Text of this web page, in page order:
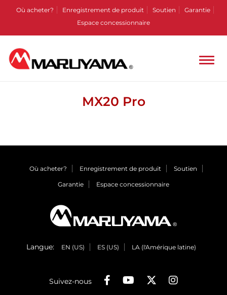
Où acheter? Enregistrement de produit Soutien
Garantie
Espace concessionnaire
MX20 Pro
Où acheter? Enregistrement de produit Soutien
Garantie Espace concessionnaire
Langue: EN (US) ES (US) LA (l'Amérique latine)
Suivez-nous